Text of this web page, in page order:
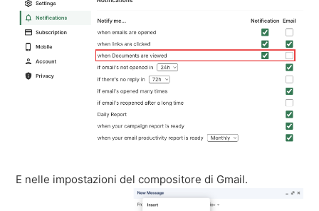
E nelle impostazioni del compositore di Gmail.